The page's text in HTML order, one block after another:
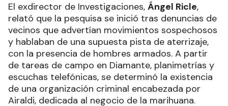
El exdirector de Investigaciones, Ángel Ricle,
relató que la pesquisa se inició tras denuncias de
vecinos que advertían movimientos sospechosos
y hablaban de una supuesta pista de aterrizaje,
con la presencia de hombres armados. A partir
de tareas de campo en Diamante, planimetrías y
escuchas telefónicas, se determinó la existencia
de una organización criminal encabezada por
Airaldi, dedicada al negocio de la marihuana.